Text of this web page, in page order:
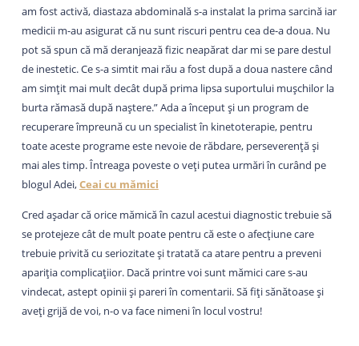
am fost activă, diastaza abdominală s-a instalat la prima sarcină iar
medicii m-au asigurat că nu sunt riscuri pentru cea de-a doua. Nu
pot să spun că mă deranjează fizic neapărat dar mi se pare destul
de inestetic. Ce s-a simtit mai rău a fost după a doua nastere când
am simțit mai mult decât după prima lipsa suportului mușchilor la
burta rămasă după naștere.” Ada a început și un program de
recuperare împreună cu un specialist în kinetoterapie, pentru
toate aceste programe este nevoie de răbdare, perseverență și
mai ales timp. Întreaga poveste o veți putea urmări în curând pe
blogul Adei,Ceai cu mămici
Cred așadar că orice mămică în cazul acestui diagnostic trebuie să
se protejeze cât de mult poate pentru că este o afecțiune care
trebuie privită cu seriozitate și tratată ca atare pentru a preveni
apariția complicațiior. Dacă printre voi sunt mămici care s-au
vindecat, astept opinii și pareri în comentarii. Să fiți sănătoase și
aveți grijă de voi, n-o va face nimeni în locul vostru!